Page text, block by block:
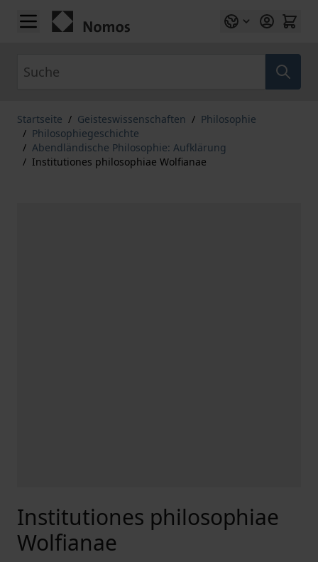
Zum Inhalt springen
Startseite / Geisteswissenschaften / Philosophie
/ Philosophiegeschichte
/ Abendländische Philosophie: Aufklärung
/ Institutiones philosophiae Wolfianae
Institutiones philosophiae
Wolfianae